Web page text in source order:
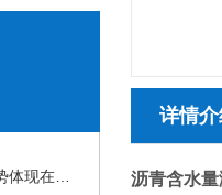
详情
沥青含水量